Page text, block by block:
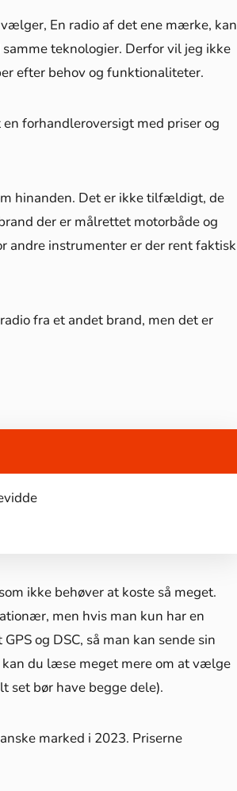
En radio af det ene mærke, kan
teknologier. Derfor vil jeg ikke
efter behov og funktionaliteter.
forhandleroversigt med priser og
hinanden. Det er ikke tilfældigt, de
der er målrettet motorbåde og
andre instrumenter er der rent faktisk
fra et andet brand, men det er
ikke behøver at koste så meget.
men hvis man kun har en
og DSC, så man kan sende sin
du læse meget mere om at vælge
set bør have begge dele).
marked i 2023. Priserne